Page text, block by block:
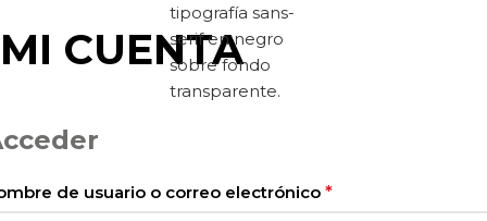
MI CUENTA
de usuario o correo electrónico *